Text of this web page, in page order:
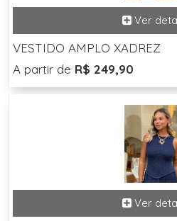
VESTIDO AMPLO XADREZ
A partir de R$ 249,90